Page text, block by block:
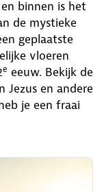
binnen is het
de mystieke
geplaatste
vloeren
e eeuw. Bekijk de
Jezus en andere
je een fraai